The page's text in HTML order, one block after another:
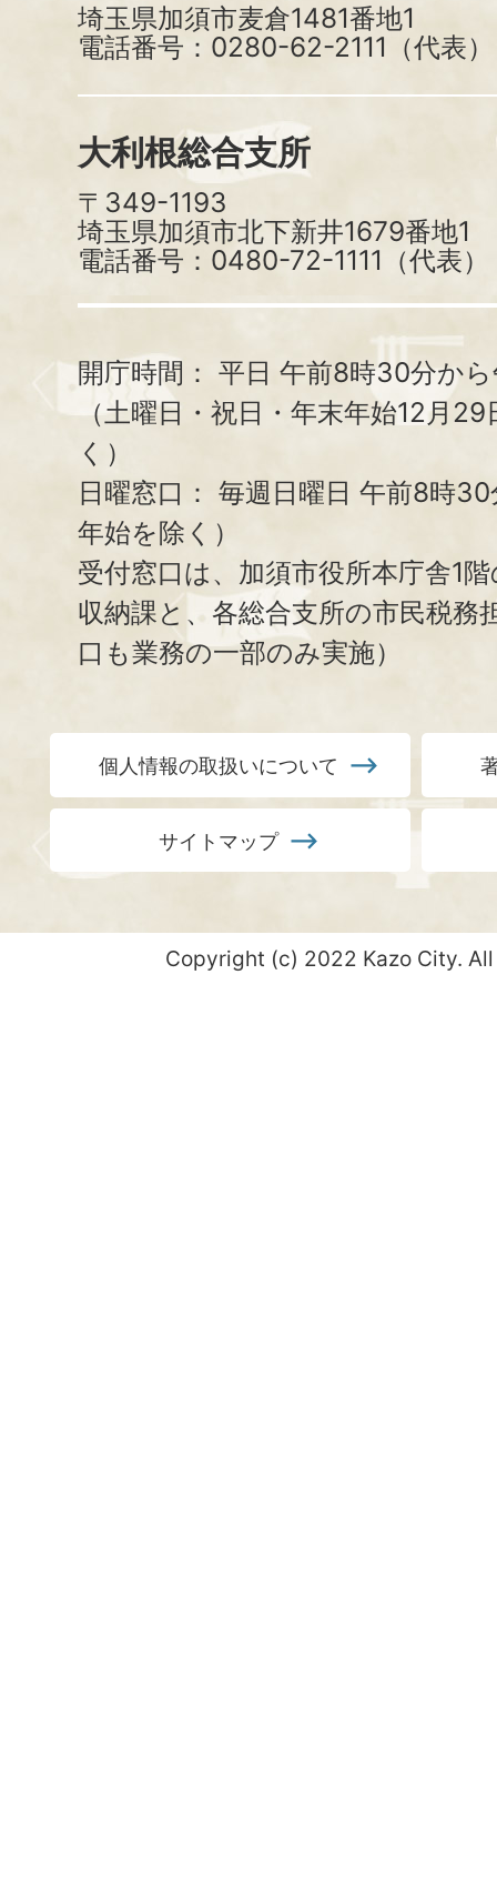
埼玉県加須市麦倉1481番地1
電話番号：0280-62-2111（代表）
大利根総合支所
〒349-1193
埼玉県加須市北下新井1679番地1
電話番号：0480-72-1111（代表）
開庁時間： 平日 午前8時30分か
（土曜日・祝日・年末年始12月
く）
日曜窓口： 毎週日曜日 午前8時
年始を除く）
受付窓口は、加須市役所本庁舎1
収納課と、 各総合支所の市民税務
口も業務の一部のみ実施）
個人情報の取扱いについて
サイトマップ
Copyright (c) 2022 Kazo City.